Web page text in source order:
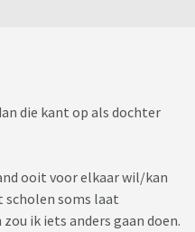
die kant op als dochter
ooit voor elkaar wil/kan
soms laat
ik iets anders gaan doen.